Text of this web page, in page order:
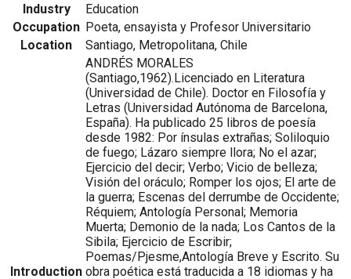
Industry
Education
Occupation Poeta, ensayista y Profesor Universitario
Location
Santiago, Metropolitana, Chile
Introduction
ANDRÉS MORALES
(Santiago,1962).Licenciado en Literatura
(Universidad de Chile). Doctor en Filosofía y
Letras (Universidad Autónoma de Barcelona,
España). Ha publicado 25 libros de poesía
desde 1982: Por ínsulas extrañas; Soliloquio
de fuego; Lázaro siempre llora; No el azar;
Ejercicio del decir; Verbo; Vicio de belleza;
Visión del oráculo; Romper los ojos; El arte de
la guerra; Escenas del derrumbe de Occidente;
Réquiem; Antología Personal; Memoria
Muerta; Demonio de la nada; Los Cantos de la
Sibila; Ejercicio de Escribir;
Poemas/Pjesme,Antología Breve y Escrito. Su
obra poética está traducida a 18 idiomas y ha